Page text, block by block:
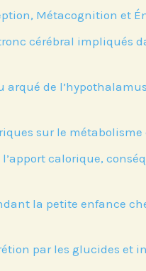
Métacognition et
cérébral impliqués
de
sur le
calorique,
la petite enfance
par les glucides et